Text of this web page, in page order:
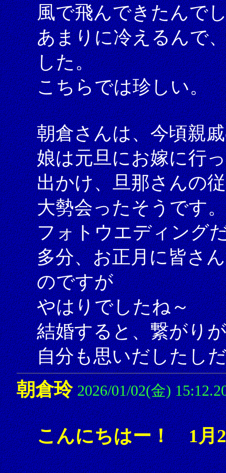
風で飛んできたんで
あまりに冷えるんで
した。
こちらでは珍しい。
朝倉さんは、今頃親
娘は元旦にお嫁に行
出かけ、旦那さんの
大勢会ったそうです。
フォトウエディング
多分、お正月に皆さ
のですが
やはりでしたね～
結婚すると、繋がり
自分も思いだしたし
朝倉玲 2026/01/02(金)
こんにちはー！ 1月